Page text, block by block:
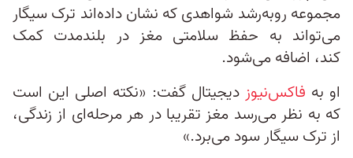
مجموعه رو‌به‌رشد شواهدی که نشان داده‌اند ترک سیگار
می‌تواند به حفظ سلامتی مغز در بلندمدت کمک
کند، اضافه می‌شود.
او به فاکس‌نیوز دیجیتال گفت: «نکته اصلی این است
که به نظر می‌رسد مغز تقریبا در هر مرحله‌ای از زندگی،
از ترک سیگار سود می‌برد.»